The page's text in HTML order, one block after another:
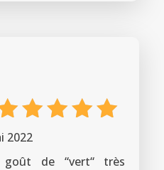
sur 5
2022
goût de “vert“ très